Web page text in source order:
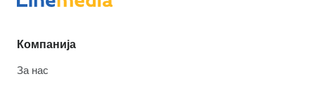
Компанија
За нас